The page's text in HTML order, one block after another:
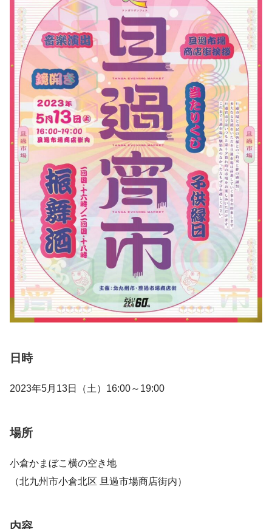
日時
2023年5月13日（土）16:00～19:00
場所
小倉かまぼこ横の空き地
（北九州市小倉北区 旦過市場商店街内）
内容